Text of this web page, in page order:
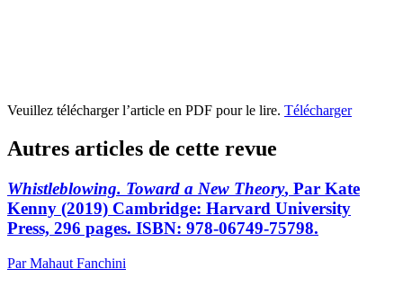
Veuillez télécharger l’article en PDF pour le lire. Télécharger
Autres articles de cette revue
Whistleblowing. Toward a New Theory, Par Kate
Kenny (2019) Cambridge: Harvard University
Press, 296 pages. ISBN: 978-06749-75798.
Par Mahaut Fanchini